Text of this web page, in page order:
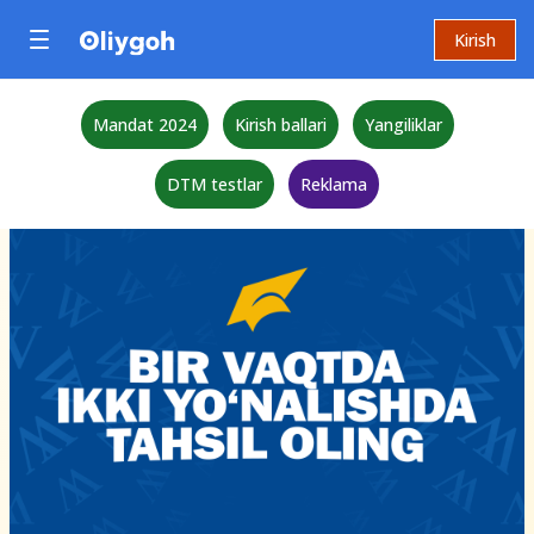
Kirish
Mandat 2024 Kirish ballari Yangiliklar
DTM testlar Reklama